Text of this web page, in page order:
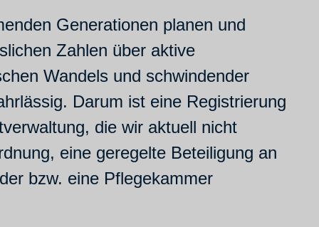
Generationen planen und
Zahlen über aktive
Wandels und schwindender
Darum ist eine Registrierung
die wir aktuell nicht
eine geregelte Beteiligung an
bzw. eine Pflegekammer